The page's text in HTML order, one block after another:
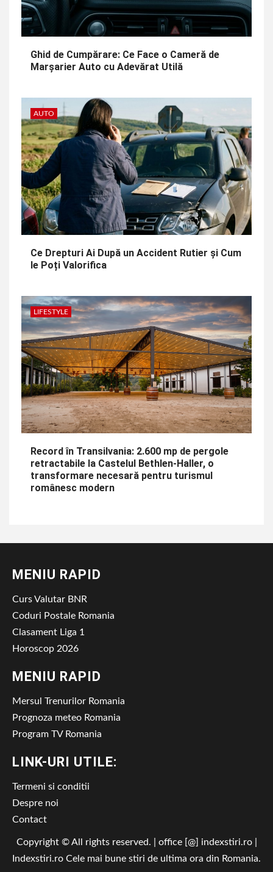
Ghid de Cumpărare: Ce Face o Cameră de
Marșarier Auto cu Adevărat Utilă
AUTO
Ce Drepturi Ai După un Accident Rutier și Cum
le Poți Valorifica
LIFESTYLE
Record în Transilvania: 2.600 mp de pergole
retractabile la Castelul Bethlen-Haller, o
transformare necesară pentru turismul
românesc modern
MENIU RAPID
Curs Valutar BNR
Coduri Postale Romania
Clasament Liga 1
Horoscop 2026
MENIU RAPID
Mersul Trenurilor Romania
Prognoza meteo Romania
Program TV Romania
LINK-URI UTILE:
Termeni si conditii
Despre noi
Contact
Copyright © All rights reserved. | office [@] indexstiri.ro
Indexstiri.ro Cele mai bune stiri de ultima ora din Romania.